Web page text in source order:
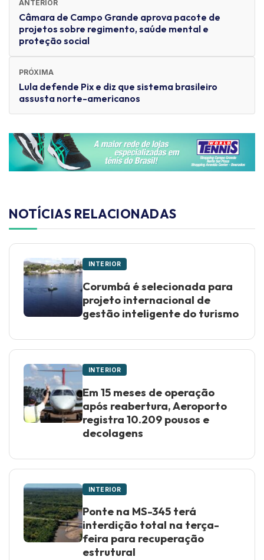
ANTERIOR
Câmara de Campo Grande aprova pacote de
projetos sobre regimento, saúde mental e
proteção social
PRÓXIMA
Lula defende Pix e diz que sistema brasileiro
assusta norte-americanos
NOTÍCIAS RELACIONADAS
INTERIOR
Corumbá é selecionada para
projeto internacional de
gestão inteligente do turismo
INTERIOR
Em 15 meses de operação
após reabertura, Aeroporto
registra 10.209 pousos e
decolagens
INTERIOR
Ponte na MS-345 terá
interdição total na terça-
feira para recuperação
estrutural